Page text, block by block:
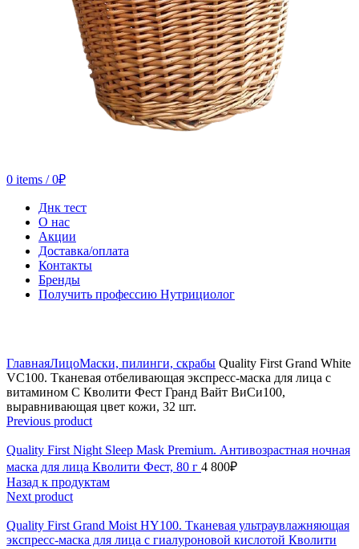
0 items / 0₽
Днк тест
О нас
Акции
Доставка/оплата
Контакты
Бренды
Получить профессию Нутрициолог
ГлавнаяЛицоМаски, пилинги, скрабы Quality First Grand White
VC100. Тканевая отбеливающая экспресс-маска для лица с
витамином С Кволити Фест Гранд Вайт ВиСи100,
выравнивающая цвет кожи, 32 шт.
Previous product
Quality First Night Sleep Mask Premium. Антивозрастная ночная
маска для лица Кволити Фест, 80 г 4 800₽
Назад к продуктам
Next product
Quality First Grand Moist HY100. Тканевая ультраувлажняющая
экспресс-маска для лица с гиалуроновой кислотой Кволити